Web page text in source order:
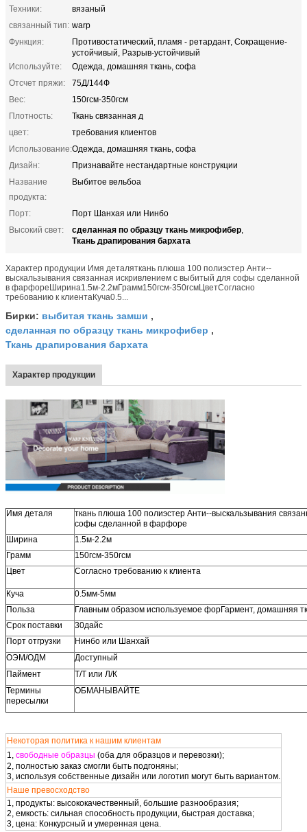
Техники:
вязаный
связанный тип: warp
Функция:
Противостатический, пламя - ретардант, Сокращение-
устойчивый, Разрыв-устойчивый
Используйте:
Одежда, домашняя ткань, софа
Отсчет пряжи:
75Д/144Ф
Вес:
150гсм-350гсм
Плотность:
Ткань связанная д
цвет:
требования клиентов
Использование:Одежда, домашняя ткань, софа
Дизайн:
Признавайте нестандартные конструкции
Название
продукта:
Выбитое вельбоа
Порт:
Порт Шанхая или Нинбо
Высокий свет:
сделанная по образцу ткань микрофибер,
Ткань драпирования бархата
Характер продукции Имя деталяткань плюша 100 полиэстер Анти--
выскальзывания связанная искривлением с выбитый для софы сделанной
в фарфореШирина1.5м-2.2мГрамм150гсм-350гсмЦветСогласно
требованию к клиентаКуча0.5...
Бирки: выбитая ткань замши ,
сделанная по образцу ткань микрофибер ,
Ткань драпирования бархата
Характер продукции
Имя деталя
ткань плюша 100 полиэстер Анти--выскальзывания
софы сделанной в фарфоре
Ширина
1.5м-2.2м
Грамм
150гсм-350гсм
Цвет
Согласно требованию к клиента
Куча
0.5мм-5мм
Польза
Главным образом используемое форГармент, домашняя
Срок поставки
30дайс
Порт отгрузки
Нинбо или Шанхай
ОЭМ/ОДМ
Доступный
Паймент
Т/Т или Л/К
Термины
пересылки
ОБМАНЫВАЙТЕ
Некоторая политика к нашим клиентам
1, свободные образцы (оба для образцов и перевозки);
2, полностью заказ смогли быть подгоняны;
3, используя собственные дизайн или логотип могут быть вариантом.
Наше превосходство
1, продукты: высококачественный, большие разнообразия;
2, емкость: сильная способность продукции, быстрая доставка;
3, цена: Конкурсный и умеренная цена.